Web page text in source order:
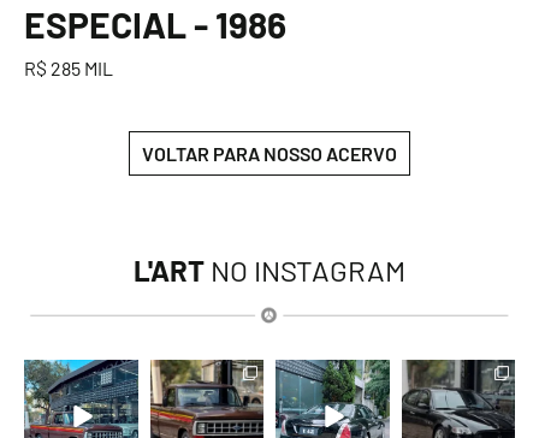
ESPECIAL - 1986
R$ 285 MIL
VOLTAR PARA NOSSO ACERVO
L'ART NO INSTAGRAM
lart.br
Ago 7
lart.br
Ago 7
lart.br
Ago 6
lart.br
Ago 6